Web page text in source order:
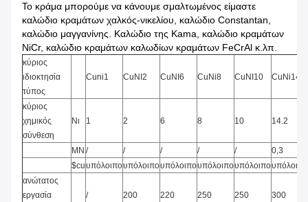
Το κράμα μπορούμε να κάνουμε σμαλτωμένος είμαστε
καλώδιο κραμάτων χαλκός-νικελίου, καλώδιο Constantan,
καλώδιο μαγγανίνης. Καλώδιο της Kama, καλώδιο κραμάτων
NiCr, καλώδιο κραμάτων καλωδίων κραμάτων FeCrAl κ.λπ.
κύριος
ιδιοκτησία
τύπος
Cuni1 CuNI2 CuNI6 CuNi8 CuNI10 CuNi14
κύριος
χημικός
σύνθεση
Νι 1 2 6 8 10 14.2
ΜΝ / / / / /
0,3
$cuυπόλοιπουπόλοιπουπόλοιπουπόλοιπουπόλοιπουπόλοιπο
ανώτατος
εργασία
/ 200 220 250 250 300